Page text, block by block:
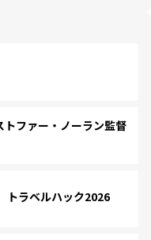
ファー・ノーラン監督
ラベルハック2026